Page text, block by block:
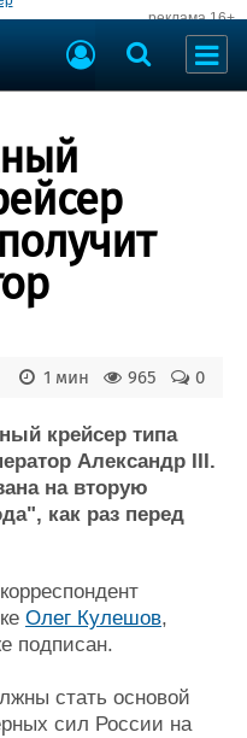
реклама 16+
флота
0
965
1 мин
крейсер типа
Александр III.
на вторую
как раз перед
Олег Кулешов,
подписан.
стать основой
сил России на